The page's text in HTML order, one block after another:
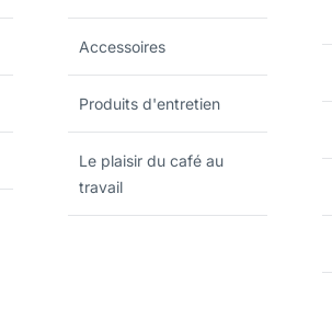
Accessoires
Produits d'entretien
Le plaisir du café au
travail